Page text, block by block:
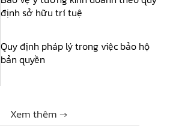
định sở hữu trí tuệ
Quy định pháp lý trong việc bảo hộ
bản quyền
Xem thêm →